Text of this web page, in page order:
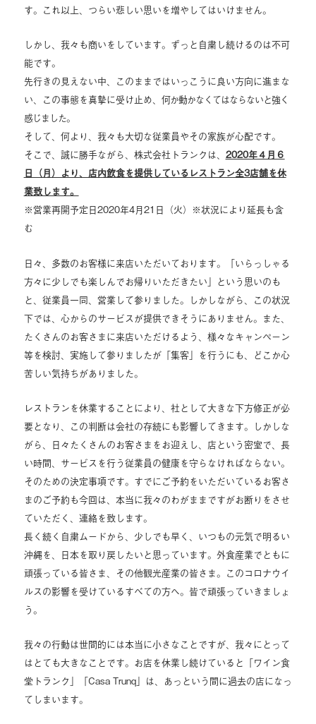
す。これ以上、つらい悲しい思いを増やしてはいけません。
しかし、我々も商いをしています。ずっと自粛し続けるのは不可
能です。
先行きの見えない中、このままではいっこうに良い方向に進まな
い、この事態を真摯に受け止め、 何か動かなくてはならないと強く
感じました。
そして、何より、我々も大切な従業員やその家族が心配です。
そこで、誠に勝手ながら、株式会社トランクは、 2020年４月６
日（月）より、店内飲食を提供しているレストラン全3店舗を休
業致します。
※営業再開予定日2020年4月21日（火）※状況により延長も含
む
日々、多数のお客様に来店いただいております。「いらっしゃる
方々に少しでも楽しんでお帰りいただきたい」という思いのも
と、従業員一同、営業して参りました。しかしながら、この状況
下では、心からのサービスが提供できそうにありません。また、
たくさんのお客さまに来店いただけるよう、様々なキャンペーン
等を検討、実施して参りましたが「集客」を行うにも、どこか心
苦しい気持ちがありました。
レストランを休業することにより、社として大きな下方修正が必
要となり、この判断は会社の存続にも影響してきます。しかしな
がら、日々たくさんのお客さまをお迎えし、店という密室で、長
い時間、サービスを行う従業員の健康を守らなければならない。
そのための決定事項です。すでにご予約をいただいているお客さ
まのご予約も今回は、本当に我々のわがままですがお断りをさせ
ていただく、連絡を致します。
長く続く自粛ムードから、少しでも早く、いつもの元気で明るい
沖縄を、日本を取り戻したいと思っています。外食産業でともに
頑張っている皆さま、その他観光産業の皆さま。このコロナウイ
ルスの影響を受けているすべての方へ。皆で頑張っていきましょ
う。
我々の行動は世間的には本当に小さなことですが、我々にとって
はとても大きなことです。お店を休業し続けていると「ワイン食
堂トランク」「Casa Trunq」は、あっという間に過去の店になっ
てしまいます。